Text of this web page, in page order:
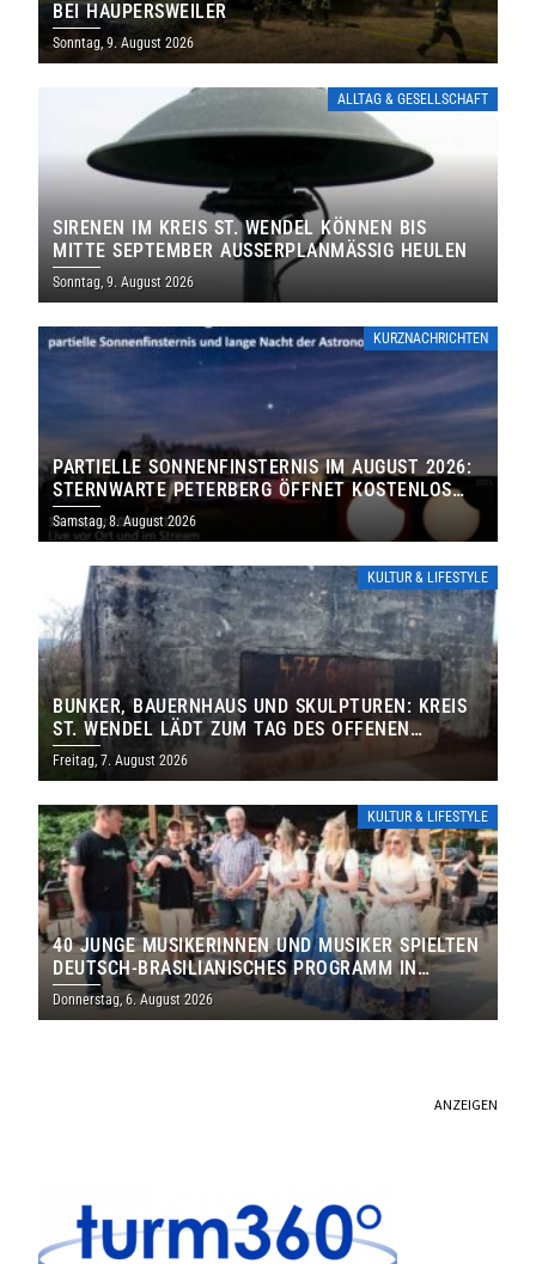
EI HAUPERSWEILER
Sonntag, 9. August 2026
ALLTAG & GESELLSCHAFT
SIRENEN IM KREIS ST. WENDEL KÖNNEN BIS
MITTE SEPTEMBER AUSSERPLANMÄSSIG HEULEN
Sonntag, 9. August 2026
KURZNACHRICHTEN
PARTIELLE SONNENFINSTERNIS IM AUGUST 2026:
STERNWARTE PETERBERG ÖFFNET KOSTENLOS
IHRE TORE
Samstag, 8. August 2026
KULTUR & LIFESTYLE
BUNKER, BAUERNHAUS UND SKULPTUREN: KREIS
ST. WENDEL LÄDT ZUM TAG DES OFFENEN
DENKMALS EIN
Freitag, 7. August 2026
KULTUR & LIFESTYLE
40 JUNGE MUSIKERINNEN UND MUSIKER SPIELTEN
DEUTSCH-BRASILIANISCHES PROGRAMM IN
THOLEY
Donnerstag, 6. August 2026
ANZEIGEN